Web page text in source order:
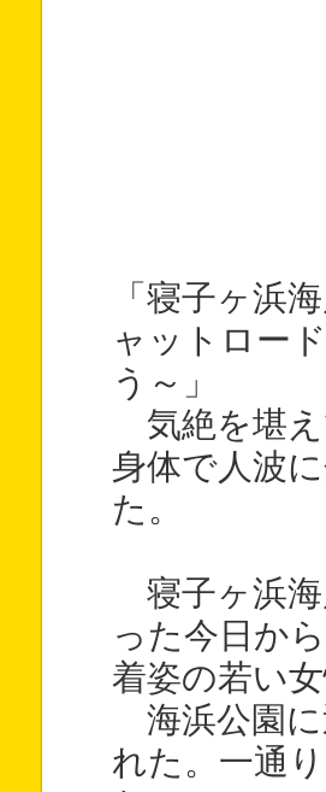
「寝子ヶ浜
ャットロー
う～」
気絶を堪え
身体で人波
た。
寝子ヶ浜海
った今日か
着姿の若い
海浜公園に
れた。一通